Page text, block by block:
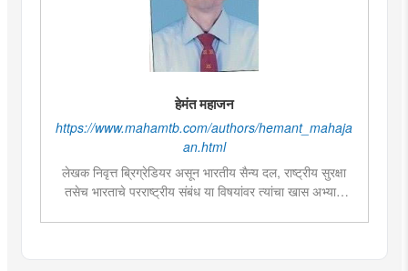
हेमंत महाजन
https://www.mahamtb.com/authors/hemant_mahaja
an.html
लेखक निवृत्त ब्रिग्रेडियर असून भारतीय सैन्य दल, राष्ट्रीय सुरक्षा
तसेच भारताचे परराष्ट्रीय संबंध या विषयांवर त्यांचा खास अभ्यास
छुपे युद्ध’ ही त्यांची पुस्तके प्रसिद्ध आहेत.